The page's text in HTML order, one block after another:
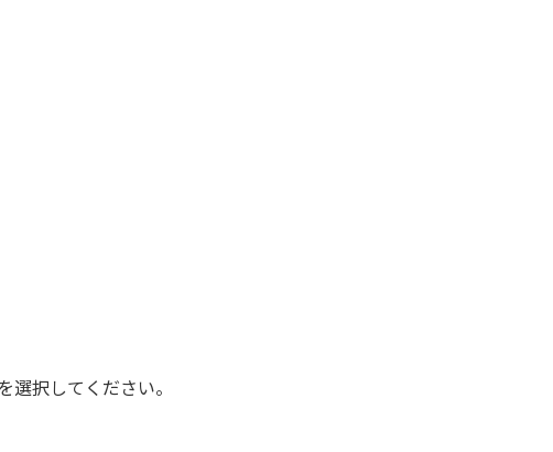
択してください。